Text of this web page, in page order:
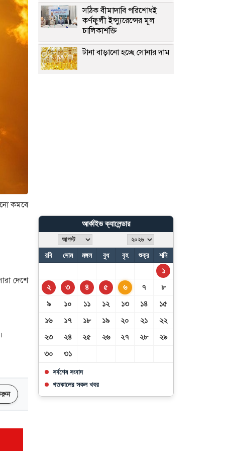
কমবে
দেশে
সঠিক বীমাদাবি পরিশোধই
কর্ণফুলী ইন্স্যুরেন্সের মূল
চালিকাশক্তি
টানা বাড়ানো হচ্ছে সোনার দাম
নাইজেরিয়ায় ১ দিনে অপহৃত
৩০৮ জন উদ্ধার
আজ থেকে সবার জন্য উন্মুক্ত
আর্কাইভ ক্যালেন্ডার
রবি সোম মঙ্গল বুধ বৃহ শুক্র শনি
১
২
৩ ৪ ৫ ৬ ৭
৮
৯
১০ ১১ ১২ ১৩ ১৪
১৫
১৬
১৭ ১৮ ১৯ ২০ ২১
২২
২৩
২৪ ২৫ ২৬ ২৭ ২৮
২৯
৩০
৩১
সর্বশেষ সংবাদ
গতকালের সকল খবর